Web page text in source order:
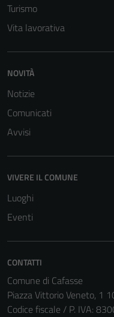
Turismo
Vita lavorativa
NOVITÀ
Notizie
Comunicati
Avvisi
VIVERE IL COMUNE
Luoghi
Eventi
CONTATTI
Comune di Cafasse
Piazza Vittorio Veneto, 1
Codice fiscale / P. IVA: